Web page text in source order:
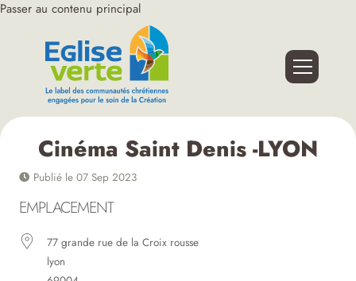
Passer au contenu principal
Cinéma Saint Denis -LYON
Publié le 07 Sep 2023
EMPLACEMENT
77 grande rue de la Croix rousse
lyon